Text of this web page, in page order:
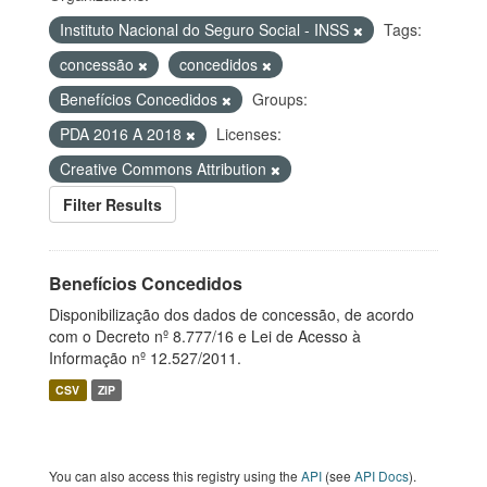
Instituto Nacional do Seguro Social - INSS
Tags:
concessão
concedidos
Benefícios Concedidos
Groups:
PDA 2016 A 2018
Licenses:
Creative Commons Attribution
Filter Results
Benefícios Concedidos
Disponibilização dos dados de concessão, de acordo
com o Decreto nº 8.777/16 e Lei de Acesso à
Informação nº 12.527/2011.
CSV ZIP
You can also access this registry using the API (see API Docs).